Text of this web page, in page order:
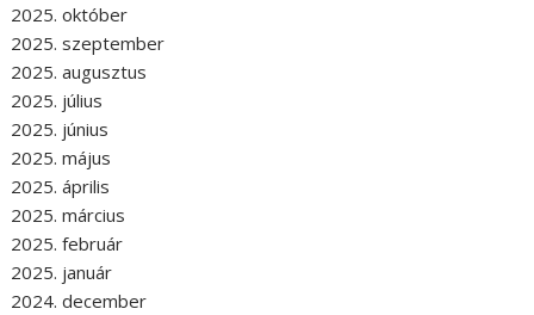
2025. október
2025. szeptember
2025. augusztus
2025. július
2025. június
2025. május
2025. április
2025. március
2025. február
2025. január
2024. december